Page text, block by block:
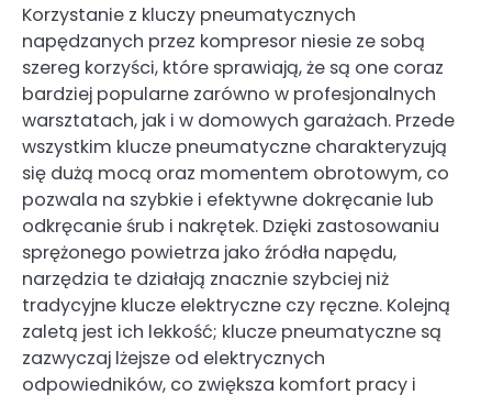
Korzystanie z kluczy pneumatycznych
napędzanych przez kompresor niesie ze sobą
szereg korzyści, które sprawiają, że są one coraz
bardziej popularne zarówno w profesjonalnych
warsztatach, jak i w domowych garażach. Przede
wszystkim klucze pneumatyczne charakteryzują
się dużą mocą oraz momentem obrotowym, co
pozwala na szybkie i efektywne dokręcanie lub
odkręcanie śrub i nakrętek. Dzięki zastosowaniu
sprężonego powietrza jako źródła napędu,
narzędzia te działają znacznie szybciej niż
tradycyjne klucze elektryczne czy ręczne. Kolejną
zaletą jest ich lekkość; klucze pneumatyczne są
zazwyczaj lżejsze od elektrycznych
odpowiedników, co zwiększa komfort pracy i